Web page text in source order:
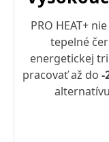
PRO HEAT+
tepelné
energetickej
pracovať až do -